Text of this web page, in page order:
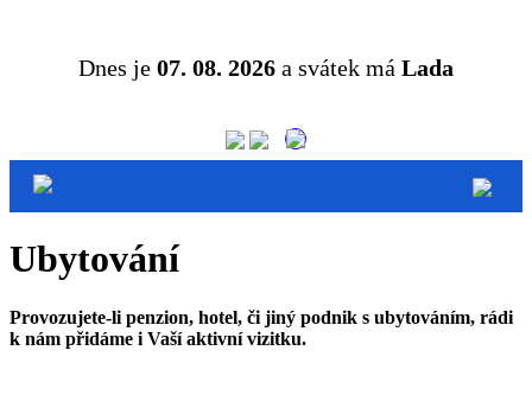
Dnes je 07. 08. 2026 a svátek má Lada
Ubytování
Provozujete-li penzion, hotel, či jiný podnik s ubytováním, rádi
k nám přidáme i Vaší aktivní vizitku.